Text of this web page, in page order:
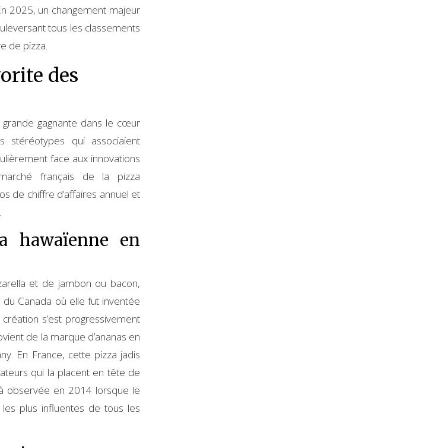
2025, un changement majeur
tous les classements
de pizza.
des
grande gagnante dans le cœur
stéréotypes qui associaient
face aux innovations
français de la pizza
de chiffre d’affaires annuel et
hawaïenne en
et de jambon ou bacon,
du Canada où elle fut inventée
s’est progressivement
de la marque d’ananas en
En France, cette pizza jadis
qui la placent en tête de
observée en 2014 lorsque le
plus influentes de tous les